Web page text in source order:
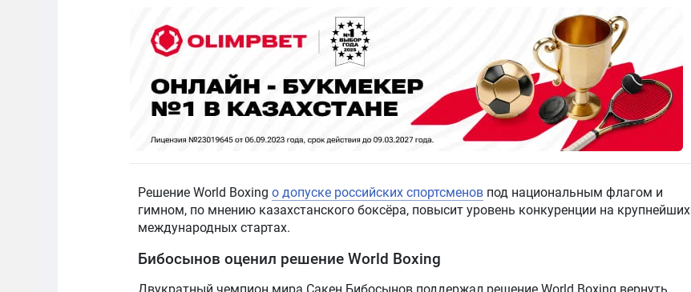
Решение World Boxing о допуске российских спортсменов под национальным флагом и
гимном, по мнению казахстанского боксёра, повысит уровень конкуренции на крупнейших
международных стартах.
Бибосынов оценил решение World Boxing